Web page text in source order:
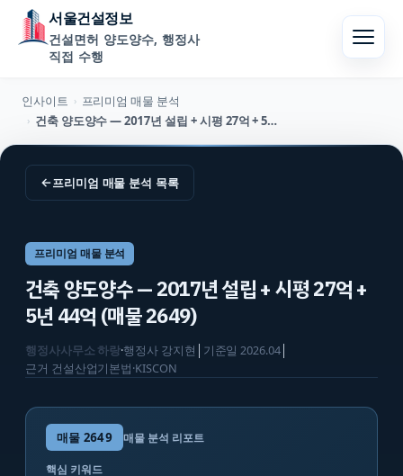
서울건설정보
건설면허 양도양수, 행정사
직접 수행
인사이트 › 프리미엄 매물 분석
› 건축 양도양수 — 2017년 설립 + 시평 27억 + 5년 44억 (매물 2649)
←프리미엄 매물 분석 목록
프리미엄 매물 분석
건축 양도양수 — 2017년 설립 + 시평 27억 +
5년 44억 (매물 2649)
행정사사무소 하랑·행정사 강지현 기준일2026.04│
근거 건설산업기본법·KISCON
매물 2649 매물 분석 리포트
핵심 키워드